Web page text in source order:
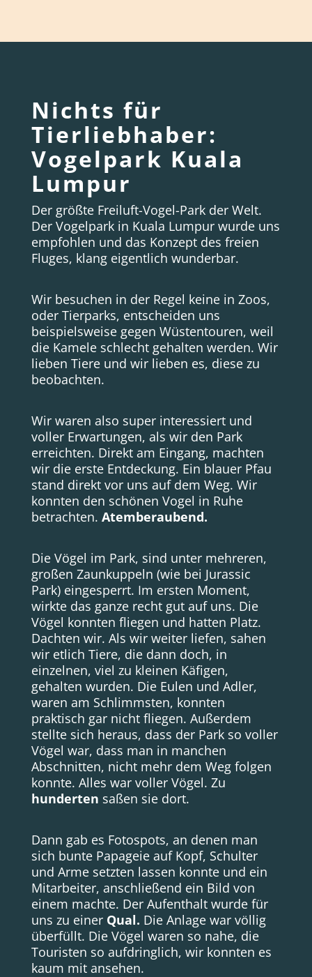
Nichts für
Tierliebhaber:
Vogelpark Kuala
Lumpur
Der größte Freiluft-Vogel-Park der Welt.
Der Vogelpark in Kuala Lumpur wurde uns
empfohlen und das Konzept des freien
Fluges, klang eigentlich wunderbar.
Wir besuchen in der Regel keine in Zoos,
oder Tierparks, entscheiden uns
beispielsweise gegen Wüstentouren, weil
die Kamele schlecht gehalten werden. Wir
lieben Tiere und wir lieben es, diese zu
beobachten.
Wir waren also super interessiert und
voller Erwartungen, als wir den Park
erreichten. Direkt am Eingang, machten
wir die erste Entdeckung. Ein blauer Pfau
stand direkt vor uns auf dem Weg. Wir
konnten den schönen Vogel in Ruhe
betrachten. Atemberaubend.
Die Vögel im Park, sind unter mehreren,
großen Zaunkuppeln (wie bei Jurassic
Park) eingesperrt. Im ersten Moment,
wirkte das ganze recht gut auf uns. Die
Vögel konnten fliegen und hatten Platz.
Dachten wir. Als wir weiter liefen, sahen
wir etlich Tiere, die dann doch, in
einzelnen, viel zu kleinen Käfigen,
gehalten wurden. Die Eulen und Adler,
waren am Schlimmsten, konnten
praktisch gar nicht fliegen. Außerdem
stellte sich heraus, dass der Park so voller
Vögel war, dass man in manchen
Abschnitten, nicht mehr dem Weg folgen
konnte. Alles war voller Vögel. Zu
hunderten saßen sie dort.
Dann gab es Fotospots, an denen man
sich bunte Papageie auf Kopf, Schulter
und Arme setzten lassen konnte und ein
Mitarbeiter, anschließend ein Bild von
einem machte. Der Aufenthalt wurde für
uns zu einer Qual. Die Anlage war völlig
überfüllt. Die Vögel waren so nahe, die
Touristen so aufdringlich, wir konnten es
kaum mit ansehen.